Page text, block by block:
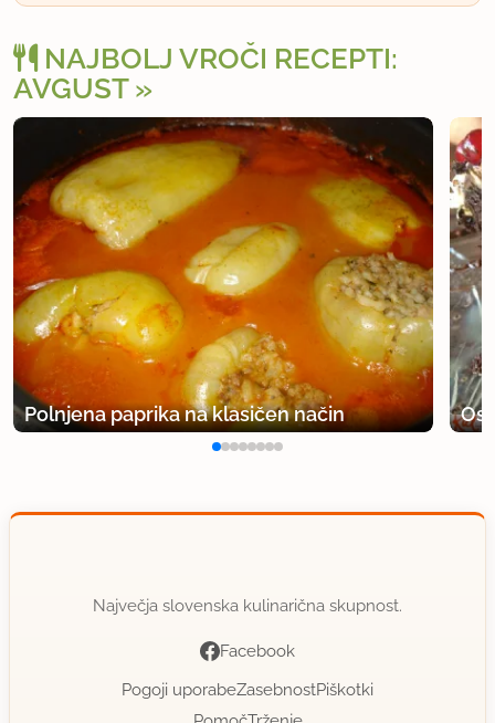
NAJBOLJ VROČI RECEPTI:
AVGUST
Polnjena paprika na klasičen način
Največja slovenska kulinarična skupnost.
Facebook
Pogoji uporabeZasebnostPiškotki